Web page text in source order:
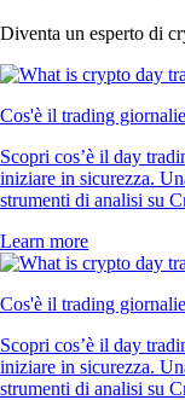
Diventa un esperto di
Cos'è il trading
Scopri cos’è il day
iniziare in sicurezza.
strumenti di analisi su
Learn more
Cos'è il trading
Scopri cos’è il day
iniziare in sicurezza.
strumenti di analisi su